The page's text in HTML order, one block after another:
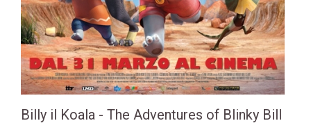
Billy il Koala - The Adventures of Blinky Bill